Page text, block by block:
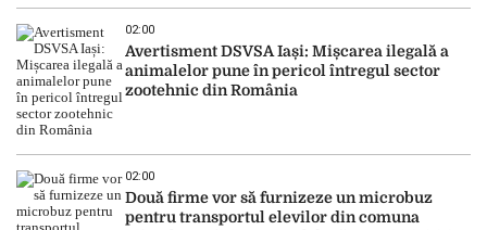
02:00
Avertisment DSVSA Iași: Mișcarea ilegală a
animalelor pune în pericol întregul sector
zootehnic din România
02:00
Două firme vor să furnizeze un microbuz
pentru transportul elevilor din comuna